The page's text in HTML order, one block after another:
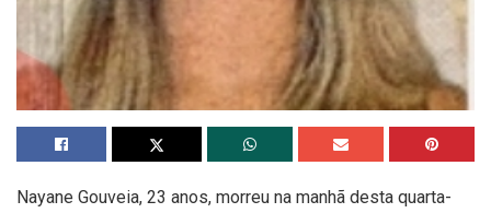
Nayane Gouveia, 23 anos, morreu na manhã desta quarta-